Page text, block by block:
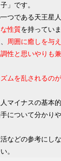
」です。
つである天王星人
性質を持っていま
周囲に癒しを与
性と思いやりも
ムを乱されるの
マイナスの基本
について分かり
などの参考にし
。